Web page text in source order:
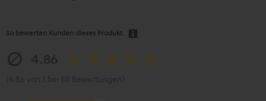
So bewerten Kunden dieses Produkt